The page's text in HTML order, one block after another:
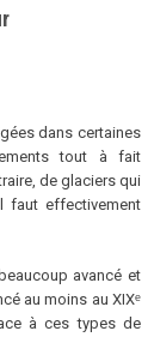
dans certaines
tout à fait
de glaciers qui
faut effectivement
avancé et
au moins au XIXᵉ
à ces types de